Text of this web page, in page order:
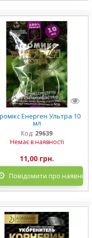
Енерген Ультра 10
мл
Код: 29639
Немає в наявності
11,00 грн.
Повідомити про